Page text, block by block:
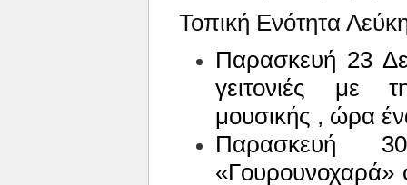
Τοπική Ενότητα
Παρασκευή 23
γειτονιές με
μουσικής , ώρα
Παρασκευή
«Γουρουνοχαρά»